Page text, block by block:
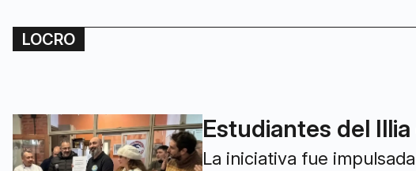
LOCRO
Estudiantes del
La iniciativa fue